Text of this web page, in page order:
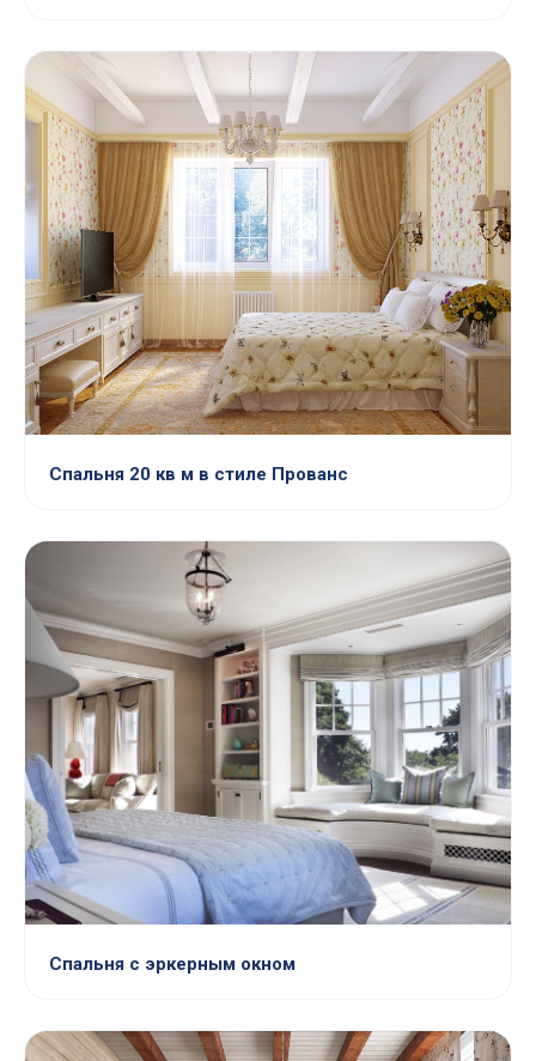
Спальня 20 кв м в стиле Прованс
Спальня с эркерным окном